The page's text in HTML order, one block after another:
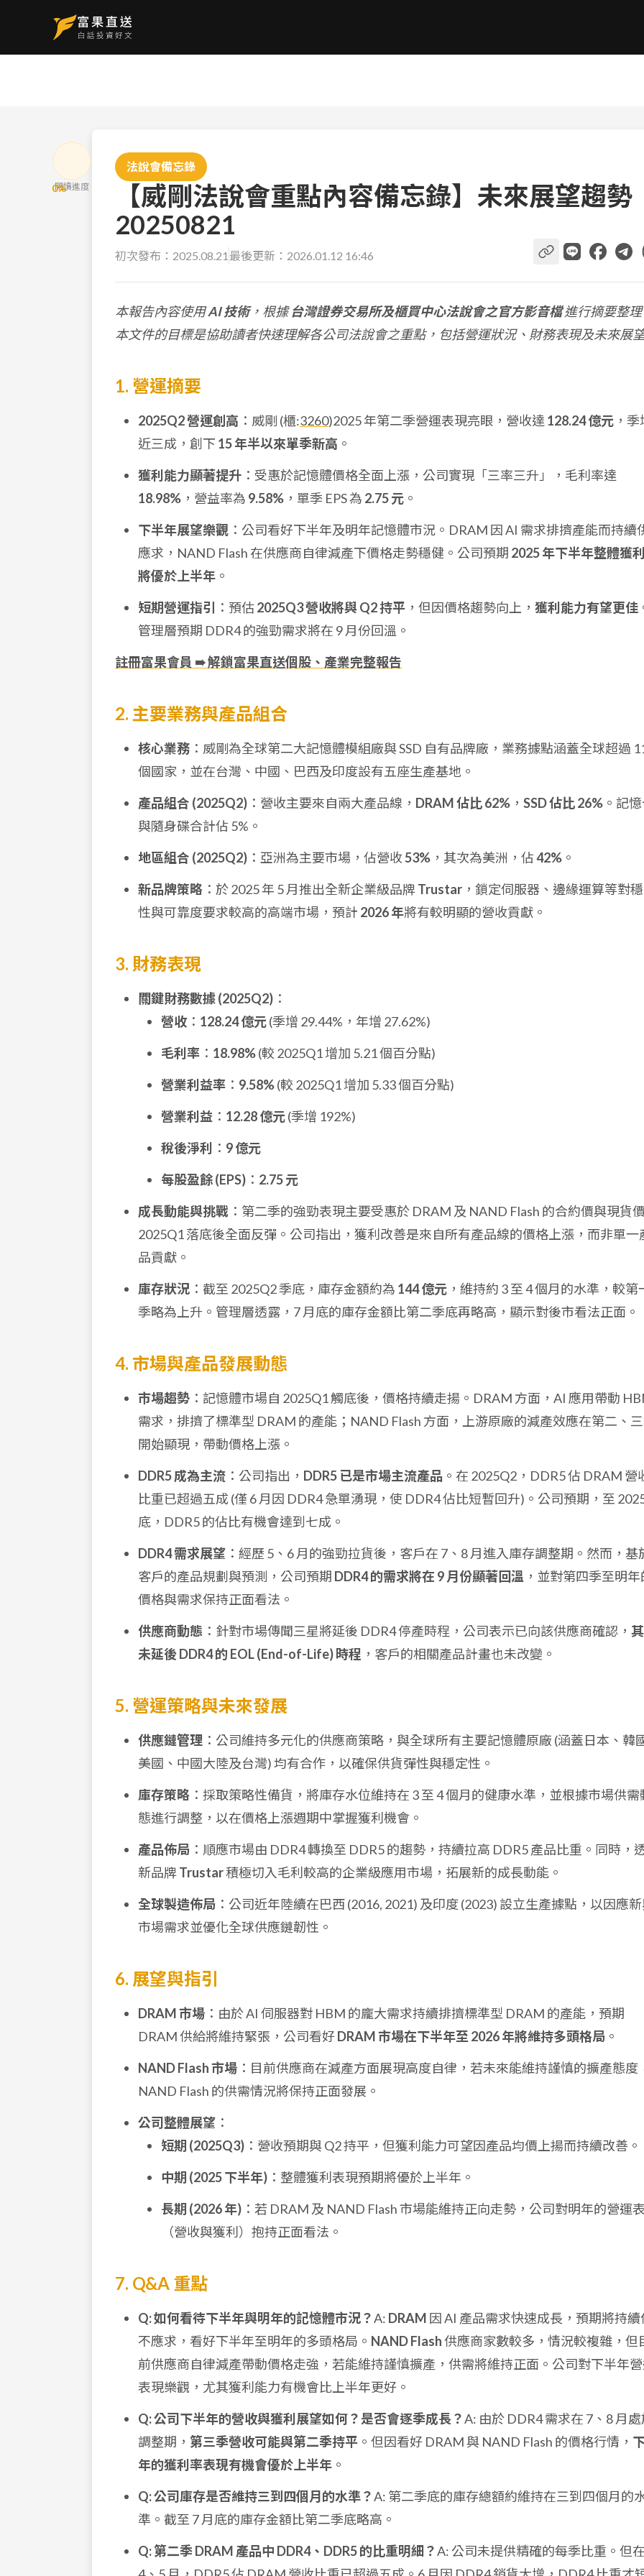
0%
閱讀進度
法說會備忘錄
【威剛法說會重點內容備忘錄】未來展望趨勢
20250821
初次發布： 2025.08.21 最後更新： 2026.01.12 16:46
本報告內容使用AI 技術，根據台灣證券交易所及櫃買中心法說會之官方影音檔進行摘要整
本文件的目標是協助讀者快速理解各公司法說會之重點，包括營運狀況、財務表現及未來展
1. 營運摘要
2025Q2 營運創高 ：威剛 (櫃:3260)2025 年第二季營運表現亮眼，營收達 128.24 億元 ，
近三成，創下 15 年半以來單季新高 。
獲利能力顯著提升 ：受惠於記憶體價格全面上漲，公司實現「三率三升」，毛利率達
18.98% ，營益率為 9.58% ，單季 EPS 為 2.75 元 。
下半年展望樂觀 ：公司看好下半年及明年記憶體市況。DRAM 因 AI 需求排擠產能而持續
應求，NAND Flash 在供應商自律減產下價格走勢穩健。公司預期 2025 年下半年整體獲
將優於上半年 。
短期營運指引
：預估2025Q3 營收將與 Q2 持平 ，但因價格趨勢向上， 獲利能力有望更佳
管理層預期 DDR4 的強勁需求將在 9 月份回溫。
註冊富果會員 ➠ 解鎖富果直送個股、產業完整報告
2. 主要業務與產品組合
核心業務 ：威剛為全球第二大記憶體模組廠與 SSD 自有品牌廠，業務據點涵蓋全球超過
個國家，並在台灣、中國、巴西及印度設有五座生產基地。
產品組合 (2025Q2) ：營收主要來自兩大產品線， DRAM 佔比 62% ， SSD 佔比 26% 。記
與隨身碟合計佔 5%。
地區組合 (2025Q2) ：亞洲為主要市場，佔營收53% ，其次為美洲，佔42% 。
新品牌策略 ：於 2025 年 5 月推出全新企業級品牌Trustar ，鎖定伺服器、邊緣運算等對
性與可靠度要求較高的高端市場，預計 2026 年將有較明顯的營收貢獻。
3. 財務表現
關鍵財務數據 (2025Q2) ：
營收 ： 128.24 億元(季增 29.44%，年增 27.62%)
毛利率 ： 18.98%(較 2025Q1 增加 5.21 個百分點)
營業利益率 ： 9.58%(較 2025Q1 增加 5.33 個百分點)
營業利益 ： 12.28 億元(季增 192%)
稅後淨利
： 9 億元
每股盈餘 (EPS) ： 2.75 元
成長動能與挑戰 ：第二季的強勁表現主要受惠於 DRAM 及 NAND Flash 的合約價與現貨
2025Q1 落底後全面反彈。公司指出，獲利改善是來自所有產品線的價格上漲，而非單一
品貢獻。
庫存狀況 ：截至 2025Q2 季底，庫存金額約為 144 億元 ，維持約 3 至 4 個月的水準，較第
季略為上升。管理層透露，7 月底的庫存金額比第二季底再略高，顯示對後市看法正面。
4. 市場與產品發展動態
市場趨勢 ：記憶體市場自 2025Q1 觸底後，價格持續走揚。DRAM 方面，AI 應用帶動
需求，排擠了標準型 DRAM 的產能；NAND Flash 方面，上游原廠的減產效應在第二、
開始顯現，帶動價格上漲。
DDR5 成為主流 ：公司指出， DDR5 已是市場主流產品 。在 2025Q2，DDR5 佔 DRAM 營
比重已超過五成 (僅 6 月因 DDR4 急單湧現，使 DDR4 佔比短暫回升)。公司預期，至
底，DDR5 的佔比有機會達到七成。
DDR4 需求展望 ：經歷 5、6 月的強勁拉貨後，客戶在 7、8 月進入庫存調整期。然而，基
客戶的產品規劃與預測，公司預期 DDR4 的需求將在 9 月份顯著回溫 ，並對第四季至明年
價格與需求保持正面看法。
供應商動態 ：針對市場傳聞三星將延後 DDR4 停產時程，公司表示已向該供應商確認，
未延後 DDR4 的 EOL (End-of-Life) 時程 ，客戶的相關產品計畫也未改變。
5. 營運策略與未來發展
供應鏈管理 ：公司維持多元化的供應商策略，與全球所有主要記憶體原廠 (涵蓋日本、韓
美國、中國大陸及台灣) 均有合作，以確保供貨彈性與穩定性。
庫存策略 ：採取策略性備貨，將庫存水位維持在 3 至 4 個月的健康水準，並根據市場供需
態進行調整，以在價格上漲週期中掌握獲利機會。
產品佈局 ：順應市場由 DDR4 轉換至 DDR5 的趨勢，持續拉高 DDR5 產品比重。同時，
新品牌Trustar積極切入毛利較高的企業級應用市場，拓展新的成長動能。
全球製造佈局 ：公司近年陸續在巴西 (2016, 2021) 及印度 (2023) 設立生產據點，以因應
市場需求並優化全球供應鏈韌性。
6. 展望與指引
DRAM 市場 ：由於 AI 伺服器對 HBM 的龐大需求持續排擠標準型 DRAM 的產能，預期
DRAM 供給將維持緊張，公司看好DRAM 市場在下半年至 2026 年將維持多頭格局 。
NAND Flash 市場 ：目前供應商在減產方面展現高度自律，若未來能維持謹慎的擴產態度
NAND Flash 的供需情況將保持正面發展。
公司整體展望 ：
短期 (2025Q3) ：營收預期與 Q2 持平，但獲利能力可望因產品均價上揚而持續改善。
中期 (2025 下半年) ：整體獲利表現預期將優於上半年。
長期 (2026 年) ：若 DRAM 及 NAND Flash 市場能維持正向走勢，公司對明年的營運
（營收與獲利）抱持正面看法。
7. Q&A 重點
Q: 如何看待下半年與明年的記憶體市況？A: DRAM 因 AI 產品需求快速成長，預期將持續
不應求，看好下半年至明年的多頭格局。 NAND Flash供應商家數較多，情況較複雜，但
前供應商自律減產帶動價格走強，若能維持謹慎擴產，供需將維持正面。公司對下半年
表現樂觀，尤其獲利能力有機會比上半年更好。
Q: 公司下半年的營收與獲利展望如何？是否會逐季成長？A: 由於 DDR4 需求在 7、8 月
調整期， 第三季營收可能與第二季持平 。但因看好 DRAM 與 NAND Flash 的價格行情，
年的獲利率表現有機會優於上半年 。
Q: 公司庫存是否維持三到四個月的水準？A: 第二季底的庫存總額約維持在三到四個月的
準。截至 7 月底的庫存金額比第二季底略高。
Q: 第二季 DRAM 產品中 DDR4、DDR5 的比重明細？A: 公司未提供精確的每季比重。但